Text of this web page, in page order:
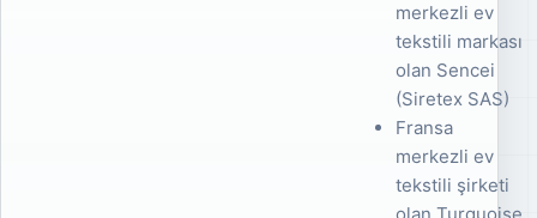
merkezli ev
tekstili markası
olan Sencei
(Siretex SAS)
Fransa
merkezli ev
tekstili şirketi